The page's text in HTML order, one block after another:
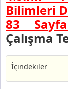
Bilimleri
83
Çalışma
İçindekiler
4. Sınıf